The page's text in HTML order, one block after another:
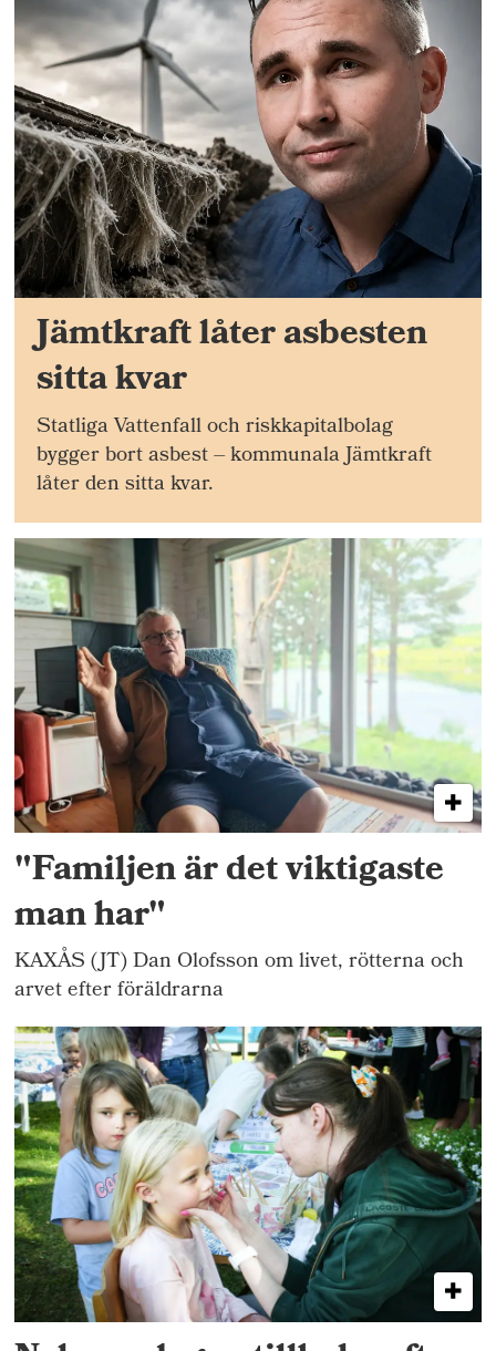
Jämtkraft låter asbesten
sitta kvar
Statliga Vattenfall och riskkapitalbolag
bygger bort asbest – kommunala Jämtkraft
låter den sitta kvar.
"Familjen är det viktigaste
man har"
KAXÅS (JT) Dan Olofsson om livet, rötterna och
arvet efter föräldrarna